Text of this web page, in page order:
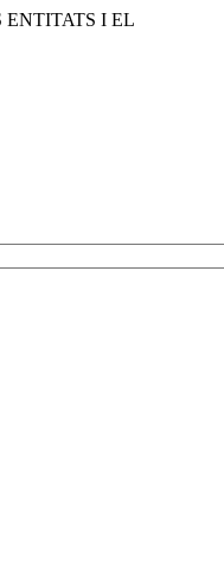
ENTITATS I EL